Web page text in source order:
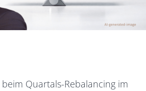
Quartals-Rebalancing im